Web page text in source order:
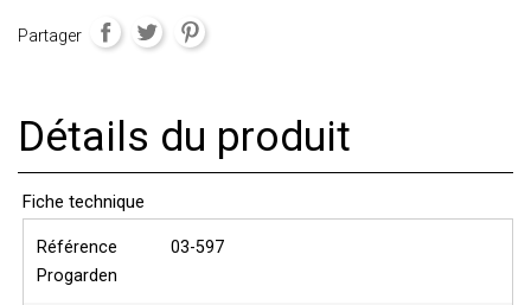
Partager
Détails du produit
Fiche technique
Référence
Progarden
03-597